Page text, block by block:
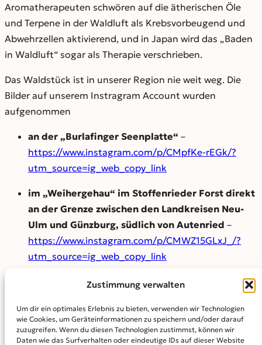
Zustimmung verwalten
Um dir ein optimales Erlebnis zu bieten, verwenden wir Technologien
wie Cookies, um Geräteinformationen zu speichern und/oder darauf
zuzugreifen. Wenn du diesen Technologien zustimmst, können wir
Daten wie das Surfverhalten oder eindeutige IDs auf dieser Website
Aromatherapeuten schwören auf die ätherischen Öle
und Terpene in der Waldluft als Krebsvorbeugend und
Abwehrzellen aktivierend, und in Japan wird das „Baden
in Waldluft“ sogar als Therapie verschrieben.
Das Waldstück ist in unserer Region nie weit weg. Die
Bilder auf unserem Instragram Account wurden
aufgenommen
an der „Burlafinger Seenplatte“ –
https://www.instagram.com/p/CMpfKe-rEGk/?
utm_source=ig_web_copy_link
im „Weihergehau“ im Stoffenrieder Forst direkt
an der Grenze zwischen den Landkreisen Neu-
Ulm und Günzburg, südlich von Autenried –
https://www.instagram.com/p/CMWZ15GLxJ_/?
utm_source=ig_web_copy_link
im Eschach bei Holzschwang
Im Wald zwischen Donaustetten und Staig-
Altheim
https://www.instagram.com/p/CNOAR1Yrlbq/?